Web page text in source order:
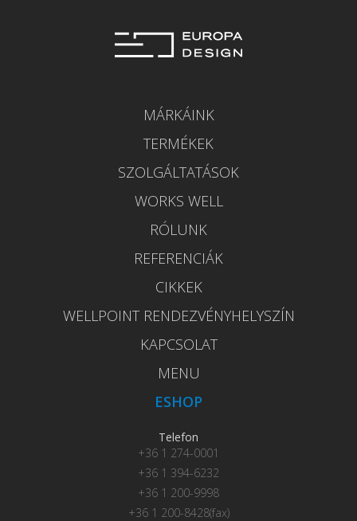
MÁRKÁINK
TERMÉKEK
SZOLGÁLTATÁSOK
WORKS WELL
RÓLUNK
REFERENCIÁK
CIKKEK
WELLPOINT RENDEZVÉNYHELYSZÍN
KAPCSOLAT
MENU
ESHOP
Telefon
+36 1 274-0001
+36 1 394-6232
+36 1 200-9998
+36 1 200-8428(fax)